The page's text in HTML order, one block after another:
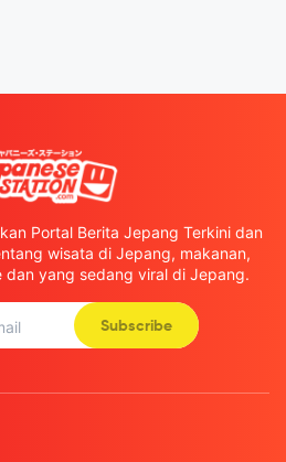
Portal Berita Jepang Terkini dan
wisata di Jepang, makanan,
yang sedang viral di Jepang.
Subscribe